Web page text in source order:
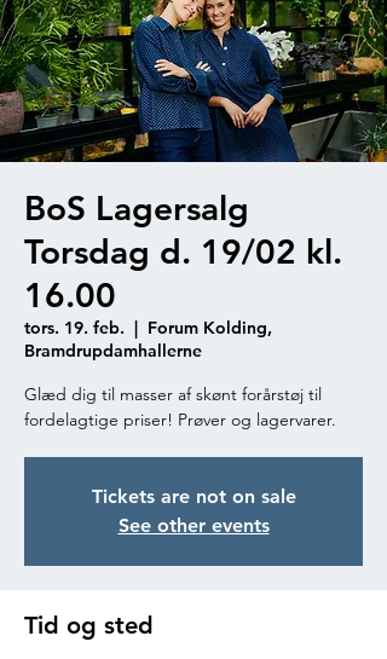
BoS Lagersalg
Torsdag d. 19/02 kl.
16.00
tors. 19. feb.
  |
Forum Kolding,
Bramdrupdamhallerne
Glæd dig til masser af skønt forårstøj til
fordelagtige priser! Prøver og lagervarer.
Tickets are not on sale
See other events
Tid og sted